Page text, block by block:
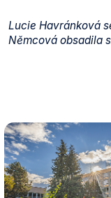
Lucie Havránková
Němcová obsadila